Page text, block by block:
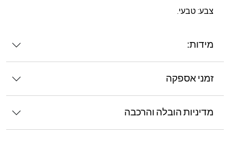
צבע: טבעי.
מידות:
זמני אספקה
מדיניות הובלה והרכבה